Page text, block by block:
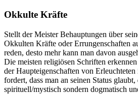
Okkulte Kräfte
Stellt der Meister Behauptungen über
Okkulten Kräfte oder Errungenschaften
reden, desto mehr kann man davon
Die meisten religiösen Schriften
der Haupteigenschaften von
fordert, dass man an seinen Status
spirituell/mystisch sondern dogmatisch